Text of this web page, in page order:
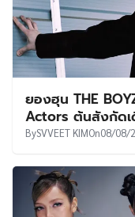
ยองฮุน THE
Actors ต้นสังกัด
BySVVEET KIMOn08/08/